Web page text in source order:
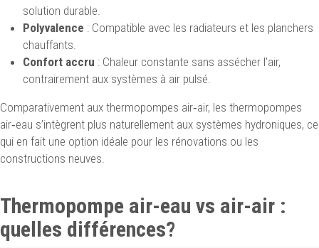
solution durable.
Polyvalence : Compatible avec les radiateurs et les planchers
chauffants.
Confort accru : Chaleur constante sans assécher l’air,
contrairement aux systèmes à air pulsé.
Comparativement aux thermopompes air‑air, les thermopompes
air‑eau s’intègrent plus naturellement aux systèmes hydroniques, ce
qui en fait une option idéale pour les rénovations ou les
constructions neuves.
Thermopompe air-eau vs air-air :
quelles différences?